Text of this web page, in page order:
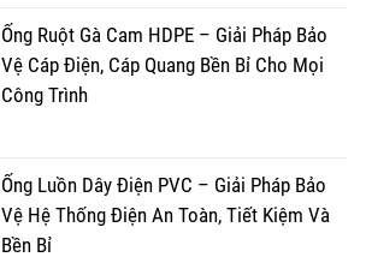
Ống Ruột Gà Cam HDPE – Giải Pháp Bảo
Vệ Cáp Điện, Cáp Quang Bền Bỉ Cho Mọi
Công Trình
Ống Luồn Dây Điện PVC – Giải Pháp Bảo
Vệ Hệ Thống Điện An Toàn, Tiết Kiệm Và
Bền Bỉ